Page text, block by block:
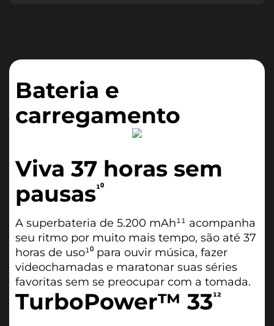
Bateria e
carregamento
Viva 37 horas sem
pausas¹⁰
A superbateria de 5.200 mAh¹¹ acompanha
seu ritmo por muito mais tempo, são até 37
horas de uso¹⁰ para ouvir música, fazer
videochamadas e maratonar suas séries
favoritas sem se preocupar com a tomada.
TurboPower™ 33¹²